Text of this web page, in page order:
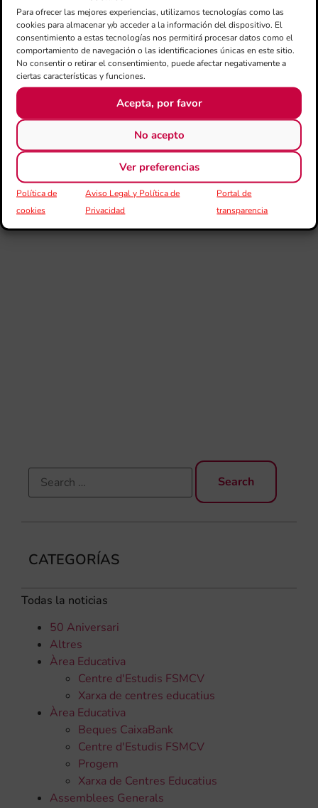
Para ofrecer las mejores experiencias, utilizamos tecnologías como las
cookies para almacenar y/o acceder a la información del dispositivo. El
consentimiento a estas tecnologías nos permitirá procesar datos como el
comportamiento de navegación o las identificaciones únicas en este sitio.
No consentir o retirar el consentimiento, puede afectar negativamente a
ciertas características y funciones.
Acepta, por favor
No acepto
Ver preferencias
Política de
cookies
Aviso Legal y Política de
Privacidad
Portal de
transparencia
80
CATEGORÍAS
Todas la noticias
50 Aniversari
Altres
Àrea Educativa
Centre d'Estudis FSMCV
Xarxa de centres educatius
Àrea Educativa
Beques CaixaBank
Centre d'Estudis FSMCV
Progem
Xarxa de Centres Educatius
Assemblees Generals